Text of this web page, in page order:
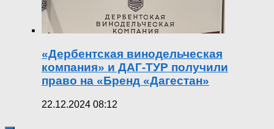
«Дербентская винодельческая
компания» и ДАГ-ТУР получили
право на «Бренд «Дагестан»
22.12.2024 08:12